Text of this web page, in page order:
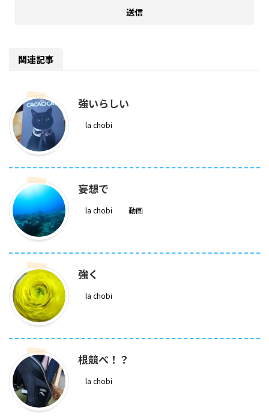
関連記事
強いらしい
la chobi
妄想で
la chobi 動画
強く
la chobi
根競べ！？
la chobi